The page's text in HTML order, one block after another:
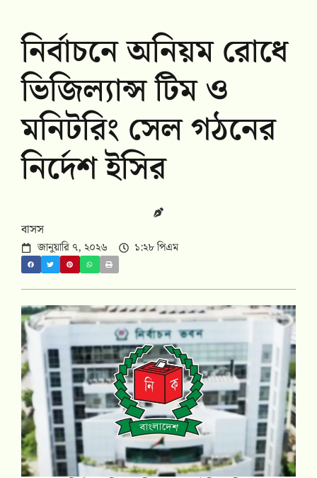
নির্বাচনে অনিয়ম রোধে
ভিজিল্যান্স টিম ও
মনিটরিং সেল গঠনের
নির্দেশ ইসির
বাসস
জানুয়ারি ৭, ২০২৬ ১:২৮ পিএম